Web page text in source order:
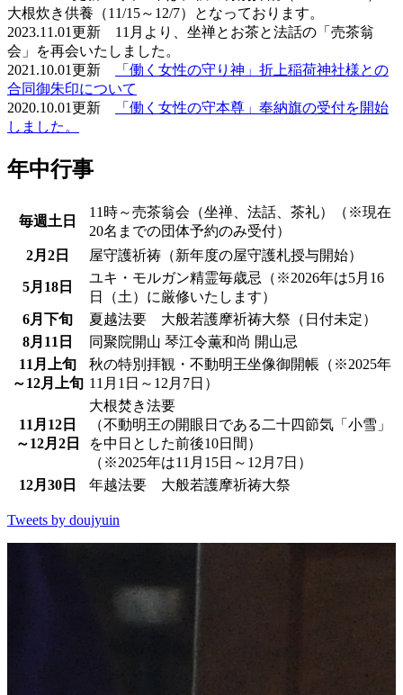
大根炊き供養（11/15～12/7）となっております。
2023.11.01更新 11月より、坐禅とお茶と法話の「売茶翁
会」を再会いたしました。
2021.10.01更新
「働く女性の守り神」折上稲荷神社様との
合同御朱印について
2020.10.01更新
「働く女性の守本尊」奉納旗の受付を開始
しました。
年中行事
毎週土日
11時～売茶翁会（坐禅、法話、茶礼）
（※現在
20名までの団体予約のみ受付）
2月2日
屋守護祈祷（新年度の屋守護札授与開始）
5月18日
ユキ・モルガン精霊毎歳忌 （※2026年は5月16
日（土）に厳修いたします）
6月下旬
夏越法要 大般若護摩祈祷大祭（日付未定）
8月11日
同聚院開山 琴江令薫和尚 開山忌
11月上旬
～12月上旬
秋の特別拝観・不動明王坐像御開帳 （※2025年
11月1日～12月7日）
11月12日
～12月2日
大根焚き法要
（不動明王の開眼日である二十四節気「小雪」
を中日とした前後10日間）
（※2025年は11月15日～12月7日）
12月30日
年越法要 大般若護摩祈祷大祭
Tweets by doujyuin